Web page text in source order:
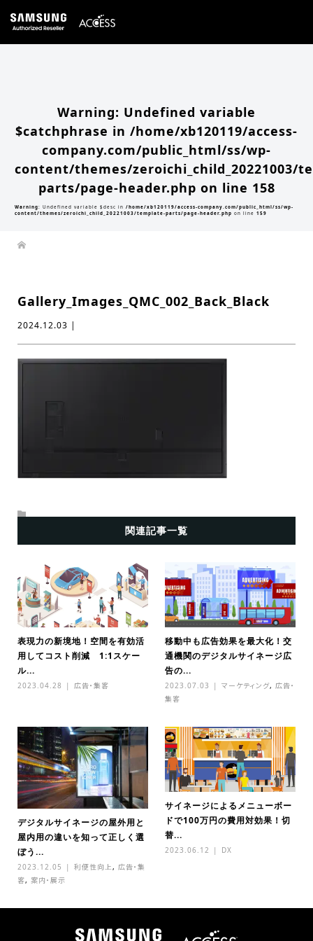
Warning : Attempt to read property "slug" on null in
company.com/public_html/ss/wp-content/themes/zeroichi_child_20221003/single.php
Warning: Undefined variable
$catchphrase in /home/xb120119/access-
company.com/public_html/ss/wp-
content/themes/zeroichi_child_20221003/
parts/page-header.php on line 158
Warning: Undefined variable $desc in /home/xb120119/access-company.com/public_html/ss/wp-
content/themes/zeroichi_child_20221003/template-parts/page-header.php on line 159
Gallery_Images_QMC_002_Back_Black
2024.12.03 |
関連記事一覧
表現力の新境地！空間を有効活
用してコスト削減 1:1スケー
ル...
2023.04.28 広告・集客
移動中も広告効果を最大化！交
通機関のデジタルサイネージ広
告の...
2023.07.03 マーケティング,広告・
集客
デジタルサイネージの屋外用と
屋内用の違いを知って正しく選
ぼう...
2023.12.05 利便性向上, 広告・集
客, 案内・展示
サイネージによるメニューボー
ドで100万円の費用対効果！切
替...
2023.06.12 DX